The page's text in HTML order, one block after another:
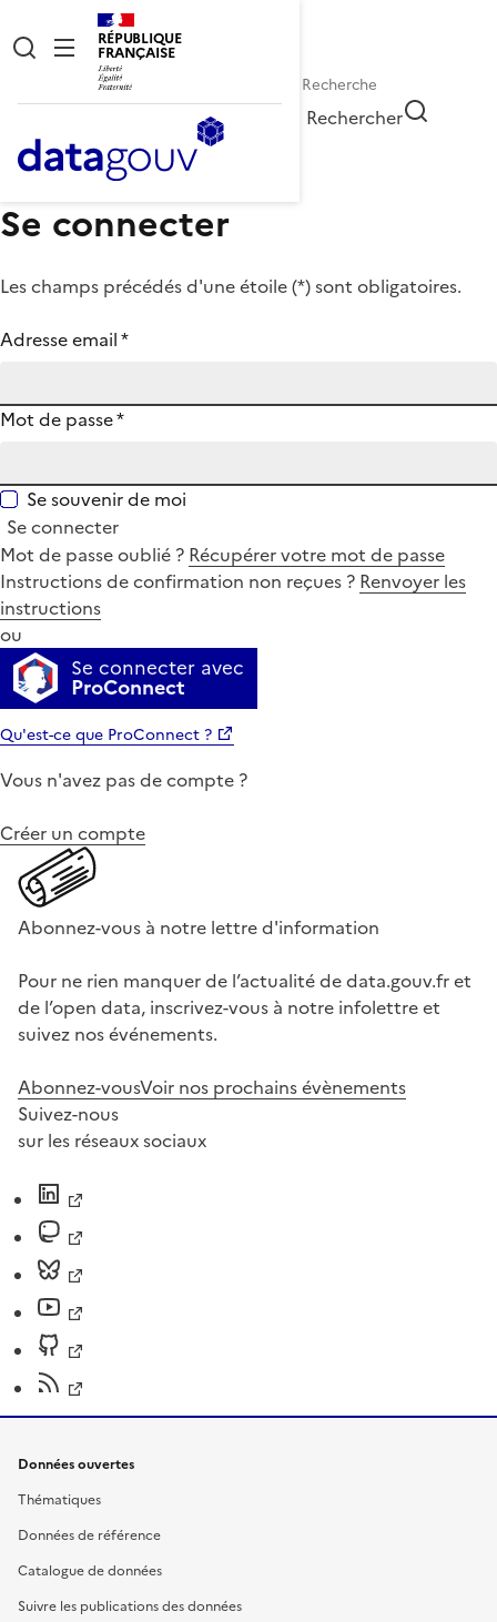
RÉPUBLIQUE
FRANÇAISE
Rechercher
Se connecter
Les champs précédés d'une étoile (*) sont obligatoires.
Adresse email*
Mot de passe*
Se souvenir de moi
Se connecter
Mot de passe oublié ? Récupérer votre mot de passe
Instructions de confirmation non reçues ? Renvoyer les
instructions
ou
Se connecter avec
ProConnect
Qu'est-ce que ProConnect ?
Vous n'avez pas de compte ?
Créer un compte
Abonnez-vous à notre lettre d'information
Pour ne rien manquer de l’actualité de data.gouv.fr et
de l’open data, inscrivez-vous à notre infolettre et
suivez nos événements.
Abonnez-vousVoir nos prochains évènements
Suivez-nous
sur les réseaux sociaux
Données ouvertes
Thématiques
Données de référence
Catalogue de données
Suivre les publications des données